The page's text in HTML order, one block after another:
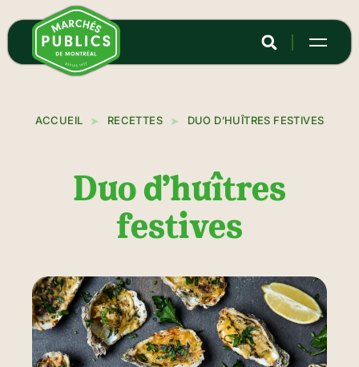
au
contenu
principal
ACCUEIL RECETTES DUO D’HUÎTRES FESTIVES
Duo d’huîtres
festives